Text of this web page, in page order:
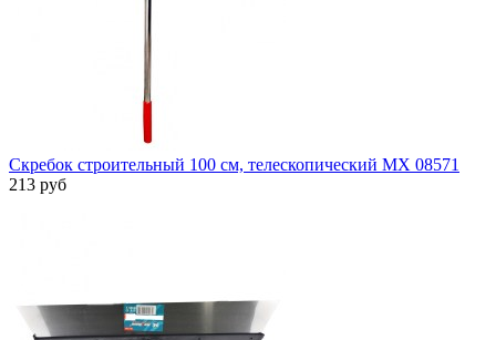
Скребок строительный 100 см, телескопический MX 08571
213 руб